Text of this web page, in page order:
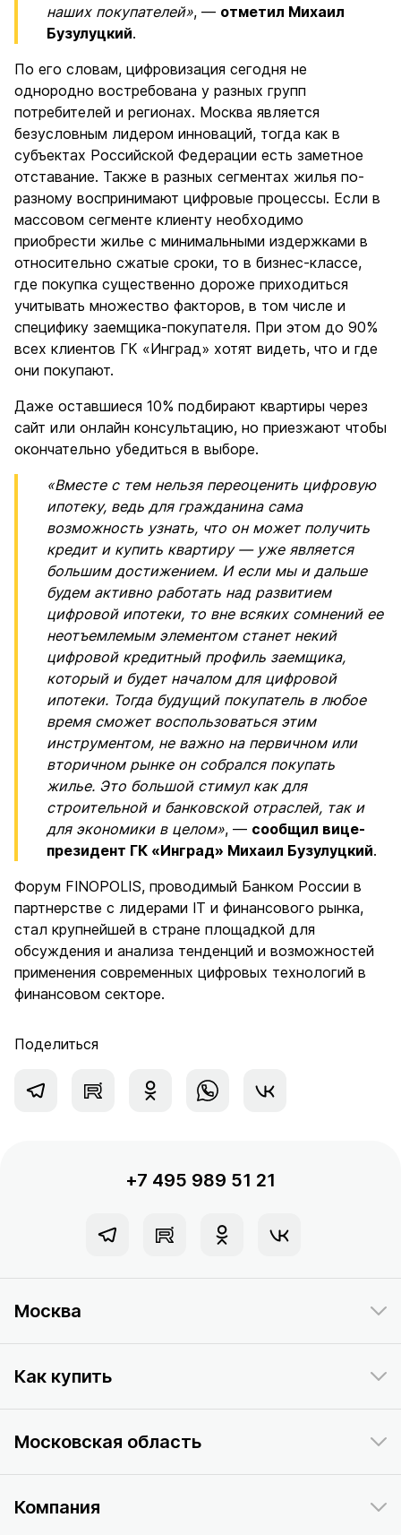
наших покупателей», — отметил Михаил
Бузулуцкий.
По его словам, цифровизация сегодня не
однородно востребована у разных групп
потребителей и регионах. Москва является
безусловным лидером инноваций, тогда как в
субъектах Российской Федерации есть заметное
отставание. Также в разных сегментах жилья по-
разному воспринимают цифровые процессы. Если в
массовом сегменте клиенту необходимо
приобрести жилье с минимальными издержками в
относительно сжатые сроки, то в бизнес-классе,
где покупка существенно дороже приходиться
учитывать множество факторов, в том числе и
специфику заемщика-покупателя. При этом до 90%
всех клиентов ГК «Инград» хотят видеть, что и где
они покупают.
Даже оставшиеся 10% подбирают квартиры через
сайт или онлайн консультацию, но приезжают чтобы
окончательно убедиться в выборе.
«Вместе с тем нельзя переоценить цифровую
ипотеку, ведь для гражданина сама
возможность узнать, что он может получить
кредит и купить квартиру — уже является
большим достижением. И если мы и дальше
будем активно работать над развитием
цифровой ипотеки, то вне всяких сомнений ее
неотъемлемым элементом станет некий
цифровой кредитный профиль заемщика,
который и будет началом для цифровой
ипотеки. Тогда будущий покупатель в любое
время сможет воспользоваться этим
инструментом, не важно на первичном или
вторичном рынке он собрался покупать
жилье. Это большой стимул как для
строительной и банковской отраслей, так и
для экономики в целом», — сообщил вице-
президент ГК «Инград» Михаил Бузулуцкий.
Форум FINOPOLIS, проводимый Банком России в
партнерстве с лидерами IT и финансового рынка,
стал крупнейшей в стране площадкой для
обсуждения и анализа тенденций и возможностей
применения современных цифровых технологий в
финансовом секторе.
Поделиться
+7 495 989 51 21
Москва
Как купить
Московская область
Компания